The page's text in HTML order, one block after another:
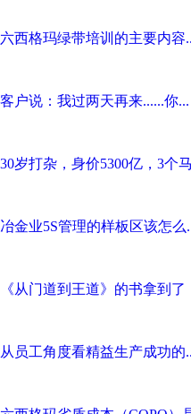
六西格玛绿带培训的主要内容
客户说：我过两天再来......你...
30岁打杂，身价5300亿，3个
冶金业5S管理的样板区该怎么
《从门道到王道》的书拿到了
从员工角度看精益生产成功的